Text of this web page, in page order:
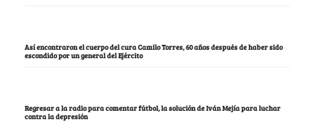
Así encontraron el cuerpo del cura Camilo Torres, 60 años después de haber sido
escondido por un general del Ejército
Regresar a la radio para comentar fútbol, la solución de Iván Mejía para luchar
contra la depresión